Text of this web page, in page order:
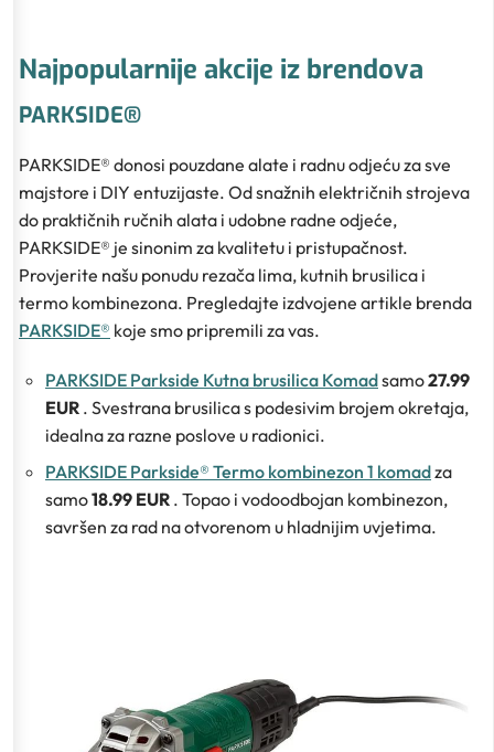
Najpopularnije akcije iz brendova
PARKSIDE®
PARKSIDE® donosi pouzdane alate i radnu odjeću za sve
majstore i DIY entuzijaste. Od snažnih električnih strojeva
do praktičnih ručnih alata i udobne radne odjeće,
PARKSIDE® je sinonim za kvalitetu i pristupačnost.
Provjerite našu ponudu rezača lima, kutnih brusilica i
termo kombinezona. Pregledajte izdvojene artikle brenda
PARKSIDE® koje smo pripremili za vas.
PARKSIDE Parkside Kutna brusilica Komadsamo27.99
EUR . Svestrana brusilica s podesivim brojem okretaja,
idealna za razne poslove u radionici.
PARKSIDE Parkside® Termo kombinezon 1 komadza
samo18.99 EUR . Topao i vodoodbojan kombinezon,
savršen za rad na otvorenom u hladnijim uvjetima.